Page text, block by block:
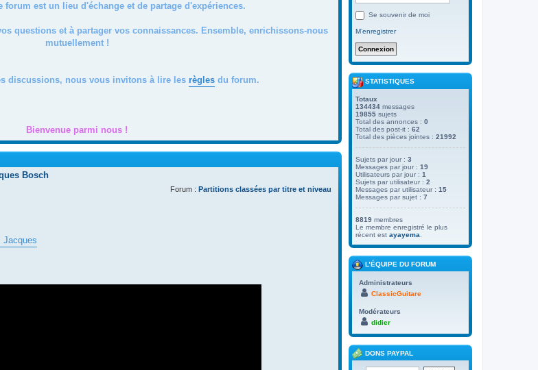
forum est un lieu d'échange et de partage d'expériences.
questions et à partager vos connaissances. Ensemble, enrichissons-nous
mutuellement !
discussions, nous vous invitons à lire les règles du forum.
Bienvenue parmi nous !
Bosch
Forum : Partitions classées par titre et niveau
Jacques
Se souvenir de moi
M’enregistrer
STATISTIQUES
Totaux
134434 messages
19855 sujets
Total des annonces : 0
Total des post-it : 62
Total des pièces jointes : 21992
Sujets par jour : 3
Messages par jour : 19
Utilisateurs par jour : 1
Sujets par utilisateur : 2
Messages par utilisateur : 15
Messages par sujet : 7
8819 membres
Le membre enregistré le plus
récent est ayayema
L’ÉQUIPE DU FORUM
Administrateurs
ClassicGuitare
Modérateurs
didier
DONS PAYPAL